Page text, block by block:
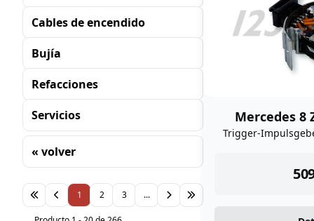
Cables de encendido
Bujía
Refacciones
Servicios
« volver
Clasificación
1 2 3 ...
Mercedes 8
Trigger-